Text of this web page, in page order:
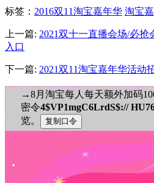
标签 ： 2016双11淘宝嘉年华 淘宝
上一篇: 2021双十一直播会场/必
入口
下一篇: 2021双11淘宝嘉年华活动
→8月淘宝每人每天额外加码
密令4$VP1mgC6LrdS$://
览。